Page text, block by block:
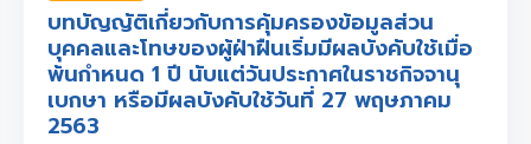
บทบัญญัติเกี่ยวกับการคุ้มครองข้อมูลส่วน
บุคคลและโทษของผู้ฝ่าฝืนเริ่มมีผลบังคับใช้เมื่อ
พ้นกำหนด 1 ปี นับแต่วันประกาศในราชกิจจานุ
เบกษา หรือมีผลบังคับใช้วันที่ 27 พฤษภาคม
2563